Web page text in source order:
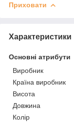
Приховати
Характеристики
Основні атрибути
Виробник
Країна виробник
Висота
Довжина
Колір